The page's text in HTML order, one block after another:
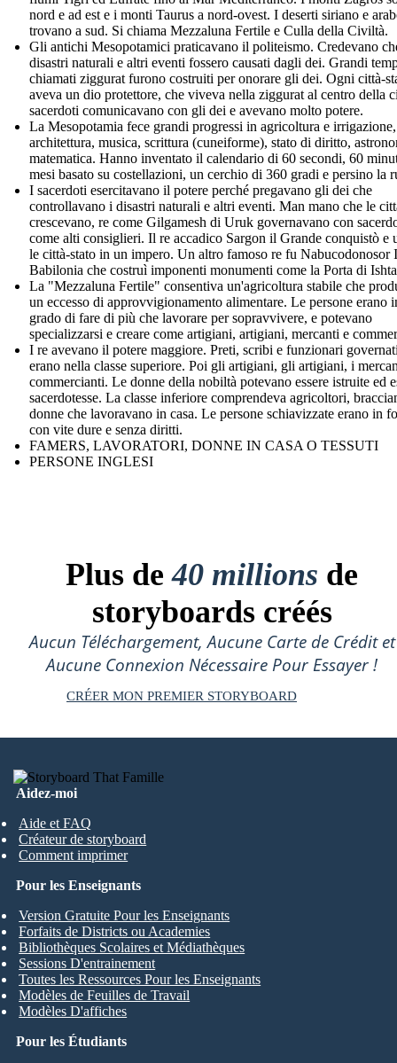
nord e ad est e i monti Taurus a nord-ovest. I deserti siriano e
trovano a sud. Si chiama Mezzaluna Fertile e Culla della Civiltà.
Gli antichi Mesopotamici praticavano il politeismo. Credevano
disastri naturali e altri eventi fossero causati dagli dei. Grandi
chiamati ziggurat furono costruiti per onorare gli dei. Ogni città-
aveva un dio protettore, che viveva nella ziggurat al centro della
sacerdoti comunicavano con gli dei e avevano molto potere.
La Mesopotamia fece grandi progressi in agricoltura e
architettura, musica, scrittura (cuneiforme), stato di diritto,
matematica. Hanno inventato il calendario di 60 secondi, 60
mesi basato su costellazioni, un cerchio di 360 gradi e persino la
I sacerdoti esercitavano il potere perché pregavano gli dei che
controllavano i disastri naturali e altri eventi. Man mano che le
crescevano, re come Gilgamesh di Uruk governavano con
come alti consiglieri. Il re accadico Sargon il Grande conquistò e
le città-stato in un impero. Un altro famoso re fu Nabucodonosor
Babilonia che costruì imponenti monumenti come la Porta di
La "Mezzaluna Fertile" consentiva un'agricoltura stabile che
un eccesso di approvvigionamento alimentare. Le persone erano
grado di fare di più che lavorare per sopravvivere, e potevano
specializzarsi e creare come artigiani, artigiani, mercanti e
I re avevano il potere maggiore. Preti, scribi e funzionari
erano nella classe superiore. Poi gli artigiani, gli artigiani, i
commercianti. Le donne della nobiltà potevano essere istruite ed
sacerdotesse. La classe inferiore comprendeva agricoltori,
donne che lavoravano in casa. Le persone schiavizzate erano in
con vite dure e senza diritti.
FAMERS, LAVORATORI, DONNE IN CASA O TESSUTI
PERSONE INGLESI
Plus de40 millions de
storyboards créés
Aucun Téléchargement, Aucune Carte de Crédit et
Aucune Connexion Nécessaire Pour Essayer !
CRÉER MON PREMIER STORYBOARD
Aidez-moi
Aide et FAQ
Créateur de storyboard
Comment imprimer
Pour les Étudiants
Pour les Enseignants
Version Gratuite Pour les Enseignants
Forfaits de Districts ou Academies
Bibliothèques Scolaires et Médiathèques
Sessions D'entrainement
Toutes les Ressources Pour les Enseignants
Modèles de Feuilles de Travail
Modèles D'affiches